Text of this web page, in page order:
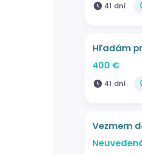
41 dní
Hľadám
400 €
41 dní
Vezmem